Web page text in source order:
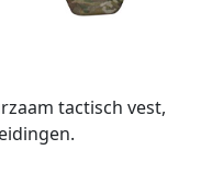
tactisch vest,